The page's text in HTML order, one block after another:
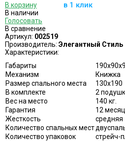
В корзину в 1 клик
В наличии
Голосовать
В сравнение
Артикул: 002519
Производитель: Элегантный Стиль
Характеристики:
Габариты
Механизм
Книжка
Размер спального места
130х190
В комплекте
2
Вес на место
140 кг.
Гарантия
12
Жесткость
средняя
Количество спальных мест
Количество упаковок
стрейч-